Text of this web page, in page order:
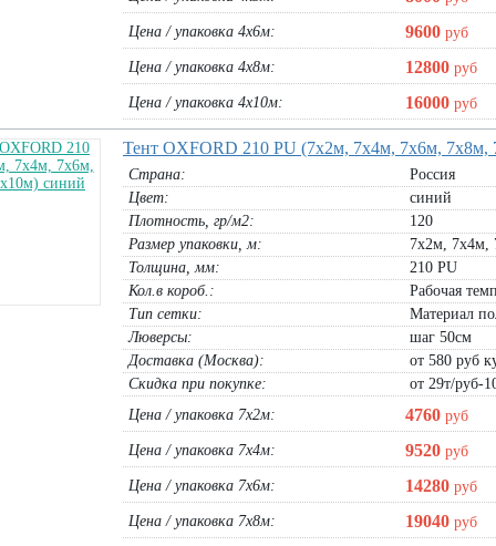
Заборная решетка пластиковая
1,5х20м, 2х20м хаки (размер яч.
50х50мм)
рулон 1,5х20м хаки:7200руб
рулон 2х20м хаки:9600руб
В корзину
Защитный ТЕНТ Тарпаулин 120г/
(6х3м, 6х4м, 6х5м, 6х8м, 6х10м)
тент 6х3м:1170руб
руб
руб
Строительная защитная сетка 55гр 3м
рулон 3х50м:9225руб
В корзину
Сетка заборная декоративная
1,5х20м, 2х20м хаки (размер яч.
1х20м хаки:3440руб
5160руб
руб
Цена / упаковка 4х6м: 9600 руб
Цена / упаковка 4х8м: 12800 руб
Цена / упаковка 4х10м: 16000 руб
Тент OXFORD 210 PU (7х2м, 7х4м, 7х6м, 7х8м,
Страна:
Россия
Цвет:
синий
Плотность, гр/м2:
120
Размер упаковки, м:
7х2м, 7х4м,
Толщина, мм:
210 PU
Кол.в короб.:
Рабочая
Тип сетки:
Материал
Люверсы:
шаг 50см
Доставка (Москва):
от 580 руб
Скидка при покупке:
от 29т/руб-
Цена / упаковка 7х2м:
4760 руб
Цена / упаковка 7х4м: 9520 руб
Цена / упаковка 7х6м: 14280 руб
Цена / упаковка 7х8м: 19040 руб